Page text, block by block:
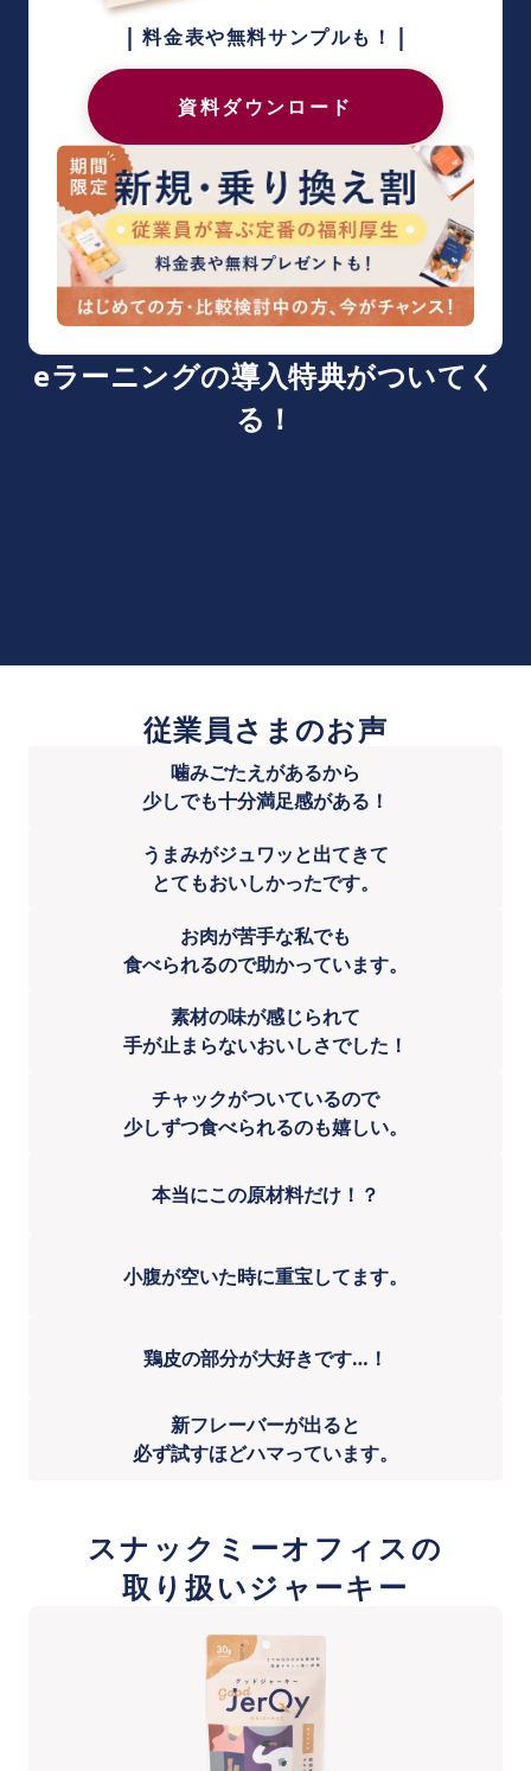
| 料金表や無料サンプルも！ |
資料ダウンロード
eラーニングの導入特典がついてく
る！
従業員さまのお声
噛みごたえがあるから
少しでも十分満足感がある！
うまみがジュワッと出てきて
とてもおいしかったです。
お肉が苦手な私でも
食べられるので助かっています。
素材の味が感じられて
手が止まらないおいしさでした！
チャックがついているので
少しずつ食べられるのも嬉しい。
本当にこの原材料だけ！？
小腹が空いた時に重宝してます。
鶏皮の部分が大好きです…！
新フレーバーが出ると
必ず試すほどハマっています。
スナックミーオフィスの
取り扱いジャーキー